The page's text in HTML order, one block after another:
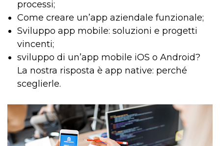
processi;
Come creare un’app aziendale funzionale;
Sviluppo app mobile: soluzioni e progetti
vincenti;
sviluppo di un’app mobile iOS o Android?
La nostra risposta è app native: perché
sceglierle.